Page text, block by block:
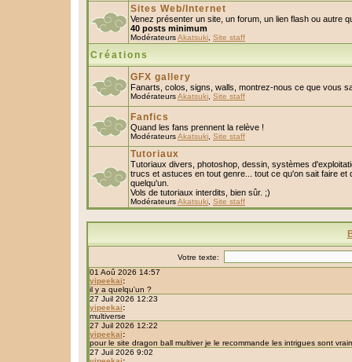
Sites Web/Internet
Venez présenter un site, un forum, un lien flash ou autre
40 posts minimum
ModérateursAkatsuki Site staff
Créations
GFX gallery
Fanarts, colos, signs, walls, montrez-nous ce que vous
ModérateursAkatsuki Site staff
Fanfics
Quand les fans prennent la relève !
ModérateursAkatsuki Site staff
Tutoriaux
Tutoriaux divers, photoshop, dessin, systèmes
trucs et astuces en tout genre... tout ce qu'on sait faire et
quelqu'un.
Vols de tutoriaux interdits, bien sûr. ;)
ModérateursAkatsuki Site staff